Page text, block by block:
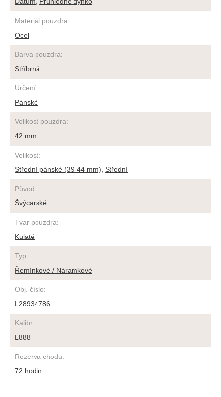
Materiál pouzdra:
Ocel
Barva pouzdra:
Stříbrná
Určení:
Pánské
Velikost pouzdra:
42 mm
Velikost:
Střední pánské (39-44 mm)
Střední
Původ:
Švýcarské
Tvar pouzdra:
Kulaté
Typ:
Řemínkové / Náramkové
Obj. číslo:
L28934786
Kalibr:
L888
Rezerva chodu:
72 hodin